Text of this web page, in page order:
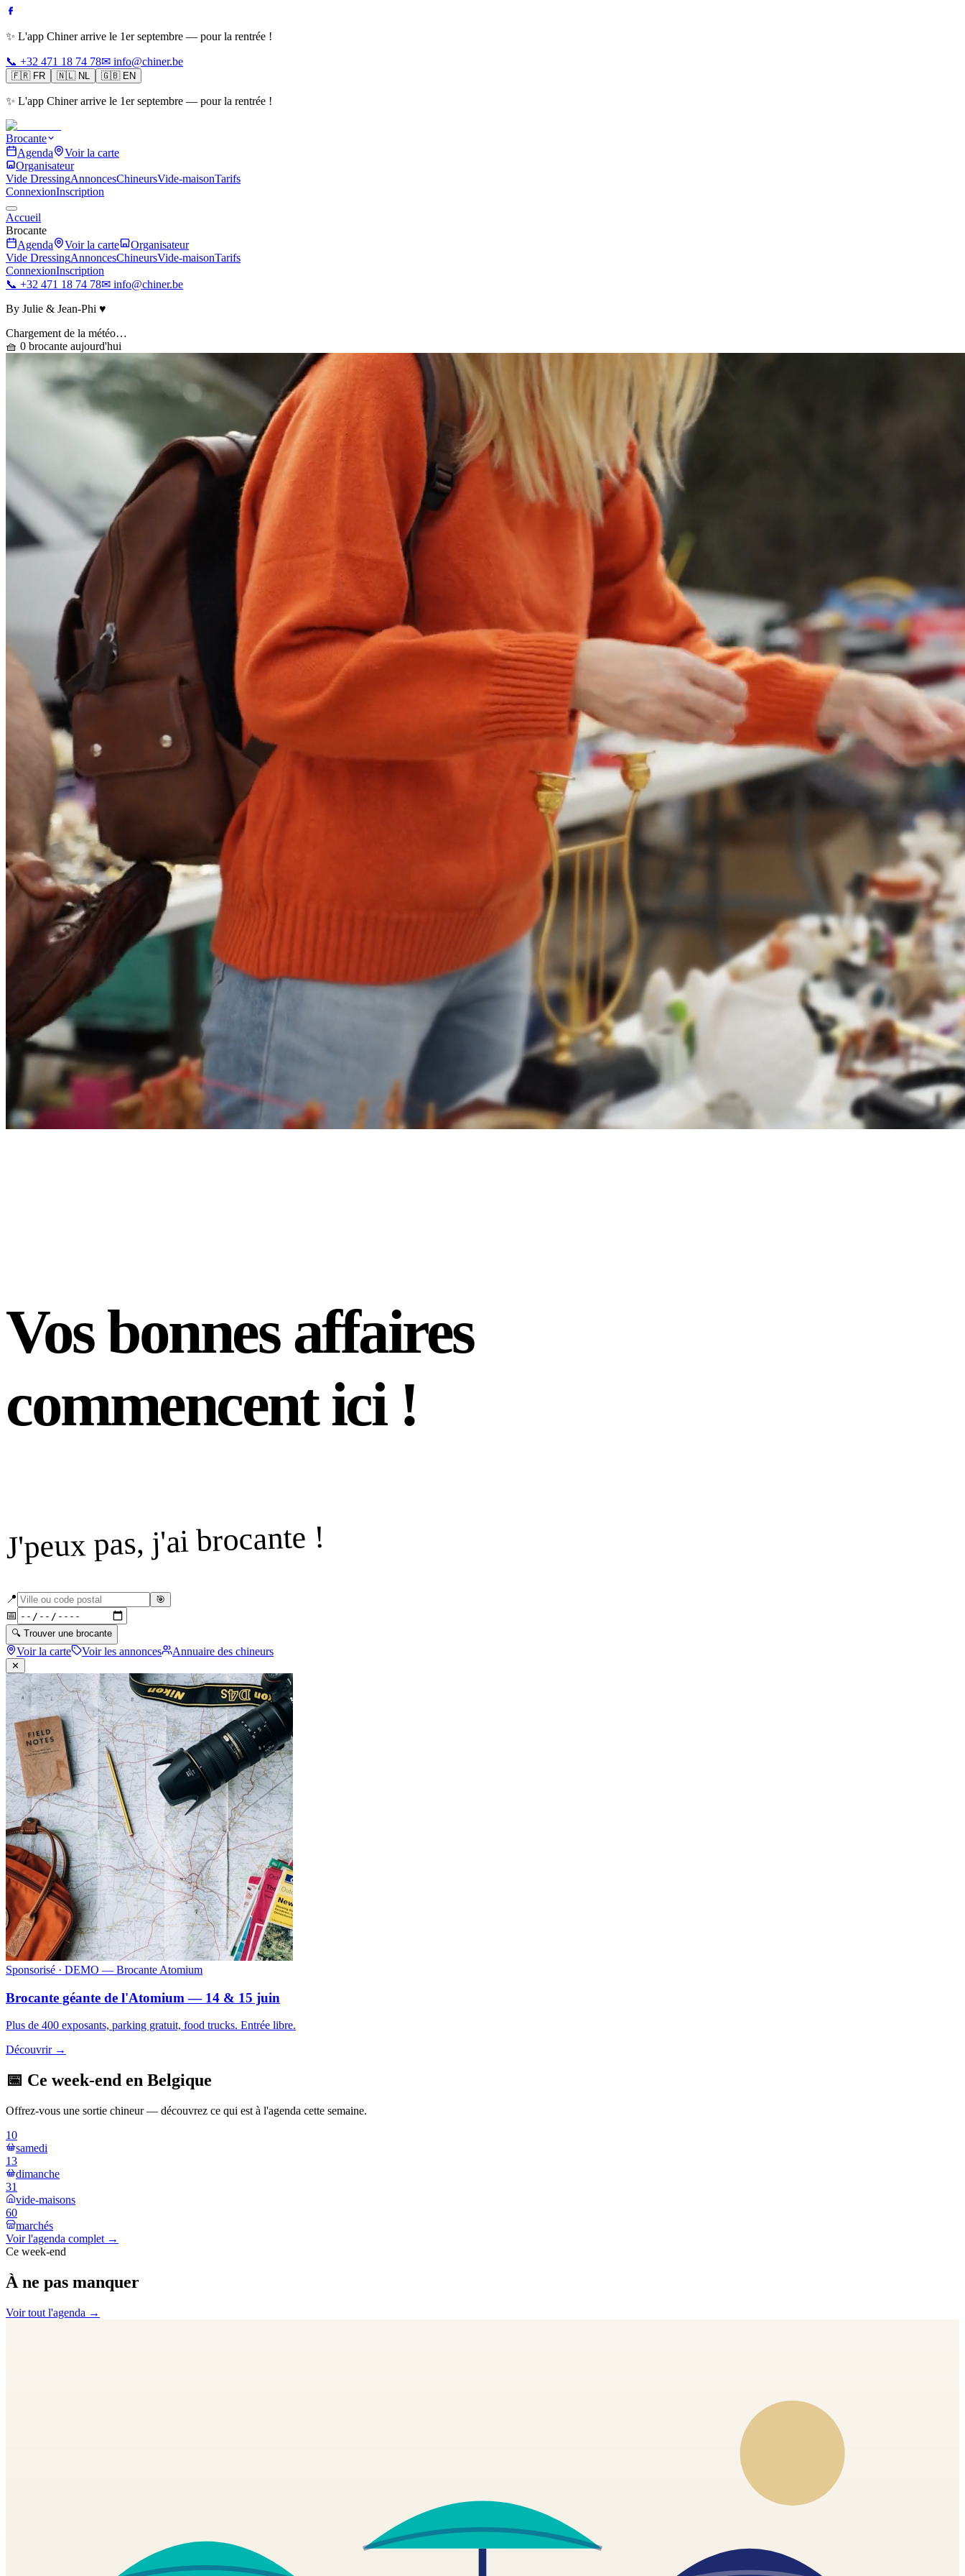
✨ L'app Chiner arrive le 1er septembre — pour la rentrée !
📞 +32 471 18 74 78✉ info@chiner.be
🇫🇷 FR 🇳🇱 NL 🇬🇧 EN
✨ L'app Chiner arrive le 1er septembre — pour la rentrée !
Brocante
Agenda
Voir la carte
Organisateur
Vide DressingAnnoncesChineursVide-maisonTarifs
ConnexionInscription
Accueil
Brocante
Agenda
Voir la carte
Organisateur
Vide DressingAnnoncesChineursVide-maisonTarifs
ConnexionInscription
📞 +32 471 18 74 78✉ info@chiner.be
By Julie & Jean-Phi ♥
Chargement de la météo…
🧺 0 brocante aujourd'hui
Vos bonnes affaires
commencent ici !
J'peux pas, j'ai brocante !
📍 🎯
📅
🔍 Trouver une brocante
Voir la carte Voir les annonces Annuaire des chineurs
✕
Sponsorisé · DEMO — Brocante Atomium
Brocante géante de l'Atomium — 14 & 15 juin
Plus de 400 exposants, parking gratuit, food trucks. Entrée libre.
Découvrir →
📅 Ce week-end en Belgique
Offrez-vous une sortie chineur — découvrez ce qui est à l'agenda cette semaine.
10
samedi
13
dimanche
31
vide-maisons
60
marchés
Voir l'agenda complet →
Ce week-end
À ne pas manquer
Voir tout l'agenda →